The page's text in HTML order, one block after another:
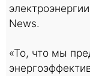
News.
«То, что мы